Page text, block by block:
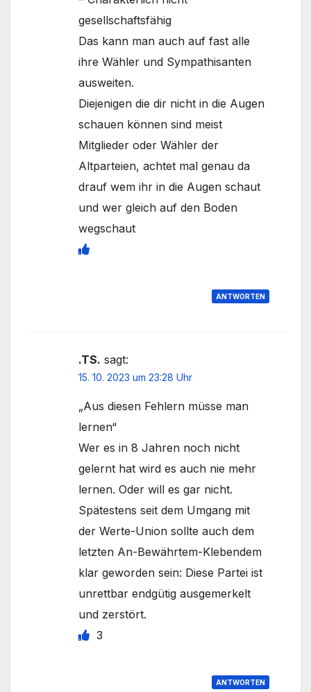
gesellschaftsfähig
Das kann man auch auf fast alle
ihre Wähler und Sympathisanten
ausweiten.
Diejenigen die dir nicht in die Augen
schauen können sind meist
Mitglieder oder Wähler der
Altparteien, achtet mal genau da
drauf wem ihr in die Augen schaut
und wer gleich auf den Boden
wegschaut
ANTWORTEN
.TS. sagt:
15. 10. 2023 um 23:28 Uhr
„Aus diesen Fehlern müsse man
lernen“
Wer es in 8 Jahren noch nicht
gelernt hat wird es auch nie mehr
lernen. Oder will es gar nicht.
Spätestens seit dem Umgang mit
der Werte-Union sollte auch dem
letzten An-Bewährtem-Klebendem
klar geworden sein: Diese Partei ist
unrettbar endgütig ausgemerkelt
und zerstört.
3
ANTWORTEN